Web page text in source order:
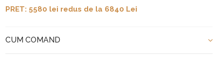
PRET: 5580 lei redus de la 6840 Lei
CUM COMAND